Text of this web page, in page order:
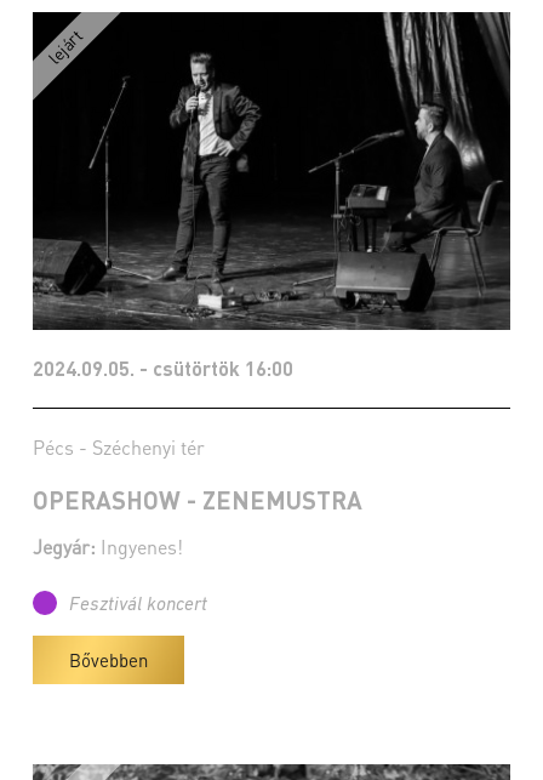
2024.09.05. - csütörtök 16:00
Pécs - Széchenyi tér
OPERASHOW - ZENEMUSTRA
Jegyár: Ingyenes!
Fesztivál koncert
Bővebben